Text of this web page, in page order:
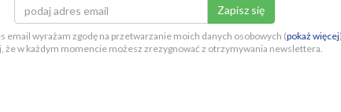
mrożonych przekąsek
CHILLBERRY wprowadza
nową linię...
email wyrażam zgodę na przetwarzanie moich danych osobowych (pokaż więcej)
że w każdym momencie możesz zrezygnować z otrzymywania newslettera.